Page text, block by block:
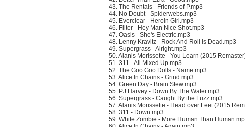
43. The Rentals - Friends of P.mp3
44. No Doubt - Spiderwebs.mp3
45. Everclear - Heroin Girl.mp3
46. Filter - Hey Man Nice Shot.mp3
47. Oasis - She's Electric.mp3
48. Lenny Kravitz - Rock And Roll Is Dead.mp3
49. Supergrass - Alright.mp3
50. Alanis Morissette - You Learn (2015
51. 311 - All Mixed Up.mp3
52. The Goo Goo Dolls - Name.mp3
53. Alice In Chains - Grind.mp3
54. Green Day - Brain Stew.mp3
55. PJ Harvey - Down By The Water.mp3
56. Supergrass - Caught By the Fuzz.mp3
57. Alanis Morissette - Head over Feet (2015
58. 311 - Down.mp3
59. White Zombie - More Human Than